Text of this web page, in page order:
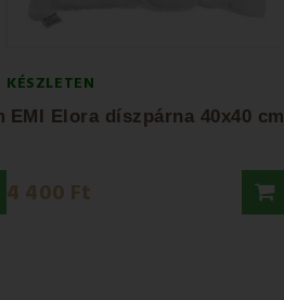
KÉSZLETEN
EMI Elora díszpárna 40x40 cm
4 400 Ft